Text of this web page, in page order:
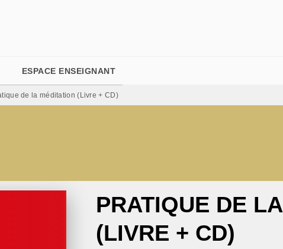
ESPACE ENSEIGNANT
de la méditation (Livre + CD)
PRATIQUE DE
(LIVRE + CD)